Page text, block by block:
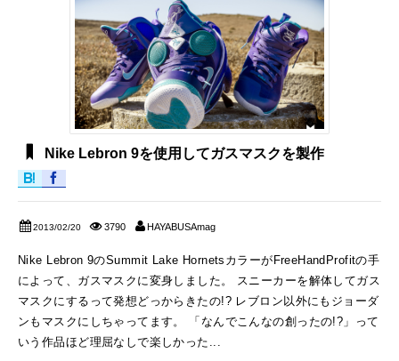
Nike Lebron 9を使用してガスマスクを製作
2013/02/20 3790 HAYABUSAmag
Nike Lebron 9のSummit Lake HornetsカラーがFreeHandProfitの手
によって、ガスマスクに変身しました。 スニーカーを解体してガス
マスクにするって発想どっからきたの!? レブロン以外にもジョーダ
ンもマスクにしちゃってます。 「なんでこんなの創ったの!?」って
いう作品ほど理屈なしで楽しかった...